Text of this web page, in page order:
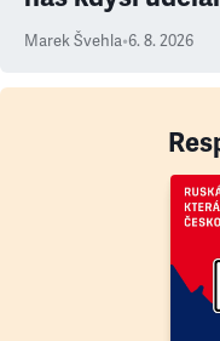
Marek Švehla•6. 8. 2026